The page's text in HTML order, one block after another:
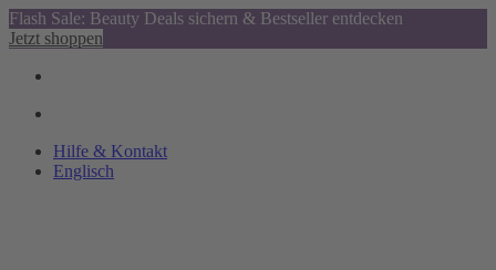
Flash Sale: Beauty Deals sichern & Bestseller entdecken
Jetzt shoppen
Hilfe & Kontakt
Englisch